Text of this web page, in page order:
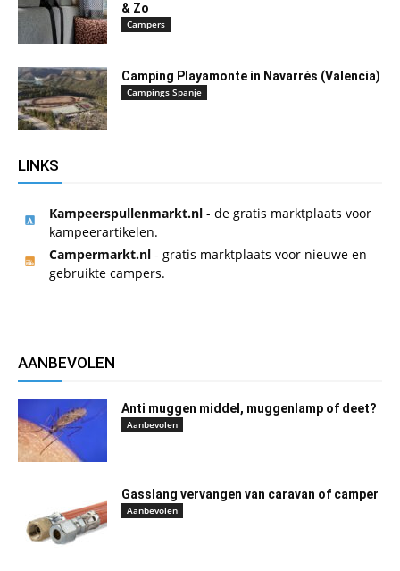
& Zo
Campers
Camping Playamonte in Navarrés (Valencia)
Campings Spanje
LINKS
Kampeerspullenmarkt.nl - de gratis marktplaats voor
kampeerartikelen.
Campermarkt.nl - gratis marktplaats voor nieuwe en
gebruikte campers.
AANBEVOLEN
Anti muggen middel, muggenlamp of deet?
Aanbevolen
Gasslang vervangen van caravan of camper
Aanbevolen